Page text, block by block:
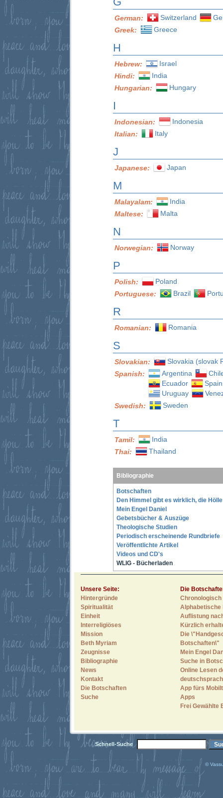
German: Switzerland
Greek:
Greece
H
Hebrew:
Israel
Hindi:
India
Hungarian:
Hungary
I
Indonesian:
Indonesia
Italian:
Italy
J
Japanese: Japan
M
Malayalam:
India
Maltese:
Malta
N
Norwegian: Norway
P
Polish:
Poland
Portuguese:
Brazil
R
Romanian: Romania
S
Slovakian:
Slovakia (slovak
Spanish:
Argentina
Ecuador
Spain
Uruguay
Swedish:
Sweden
T
Tamil:
India
Thai:
Thailand
Bibliographie
Botschaften
Den Himmel gibt es wirklich, die
Mein Engel Daniel
Gebetsbücher & Auszüge
Theologische Studien
Periodisch erscheinende Rundbriefe
Veröffentlichte Artikel
Videos und CD's
WLIG - Bücherladen
Unsere Seite:
Hintergründe
Spiritualität
Einheit
Interreligiöses
Mission
Beth Myriam
Zeugnisse
Bibliographie
News
Kontakt
Die Botschaften
Suche
Die
Alphabetische
Auflistung
Kürzlich
Die
Botschaften\"
Mein Engel
Suche in
Online Lesen
App fürs
Apps
Frei Gewählte
Schnell-Suche
©